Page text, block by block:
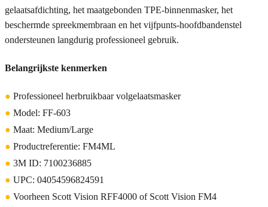
gelaatsafdichting, het maatgebonden TPE-binnenmasker, het
beschermde spreekmembraan en het vijfpunts-hoofdbandenstel
ondersteunen langdurig professioneel gebruik.
Belangrijkste kenmerken
● Professioneel herbruikbaar volgelaatsmasker
● Model: FF-603
● Maat: Medium/Large
● Productreferentie: FM4ML
● 3M ID: 7100236885
● UPC: 04054596824591
● Voorheen Scott Vision RFF4000 of Scott Vision FM4